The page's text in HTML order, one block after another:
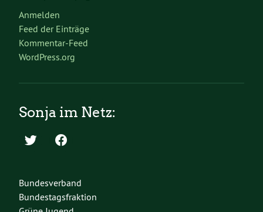
Anmelden
Feed der Einträge
Kommentar-Feed
WordPress.org
Sonja im Netz:
Bundesverband
Bundestagsfraktion